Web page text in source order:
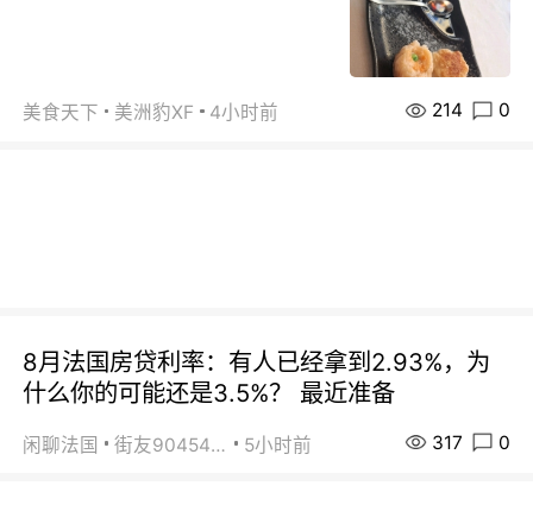
美食天下 美洲豹XF 4小时前 214 0
8月法国房贷利率：有人已经拿到2.93%，为
什么你的可能还是3.5%？ 最近准备
闲聊法国 街友90454511 5小时前 317 0